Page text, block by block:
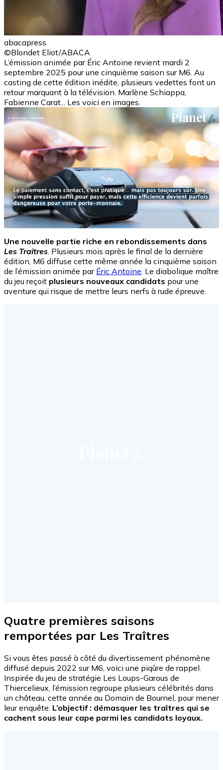
abacapress
©Blondet Eliot/ABACA
L’émission animée par Éric Antoine revient mardi 2
septembre 2025 pour une cinquième saison sur M6. Au
casting de cette édition inédite, plusieurs vedettes font un
retour marquant à la télévision. Marlène Schiappa,
Fabienne Carat... Les voici en images.
Une nouvelle partie riche en rebondissements dans
Les Traîtres . Plusieurs mois après le final de la dernière
édition, M6 diffuse cette même année la cinquième saison
de l’émission animée par Éric Antoine . Le diabolique maître
du jeu reçoit plusieurs nouveaux candidats pour une
aventure qui risque de mettre leurs nerfs à rude épreuve.
Quatre premières saisons
remportées par Les Traîtres
Si vous êtes passé à côté du divertissement phénomène
diffusé depuis 2022 sur M6, voici une piqûre de rappel.
Inspirée du jeu de stratégie Les Loups-Garous de
Thiercelieux, l’émission regroupe plusieurs célébrités dans
un château, cette année au Domain de Bournel, pour mener
leur enquête. L’objectif : démasquer les traîtres qui se
cachent sous leur cape parmi les candidats loyaux.